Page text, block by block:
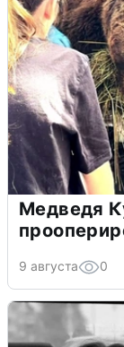
Медведя
9 августа 0